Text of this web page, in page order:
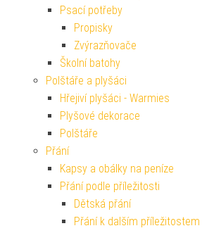
Psací potřeby
Propisky
Zvýrazňovače
Školní batohy
Polštáře a plyšáci
Hřejiví plyšáci - Warmies
Plyšové dekorace
Polštáře
Přání
Kapsy a obálky na peníze
Přání podle příležitosti
Dětská přání
Přání k dalším příležitostem